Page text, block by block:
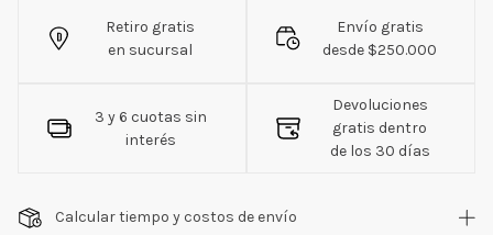
Retiro gratis
en sucursal
Envío gratis
desde $250.000
3 y 6 cuotas sin
interés
Devoluciones
gratis dentro
de los 30 días
Calcular tiempo y costos de envío